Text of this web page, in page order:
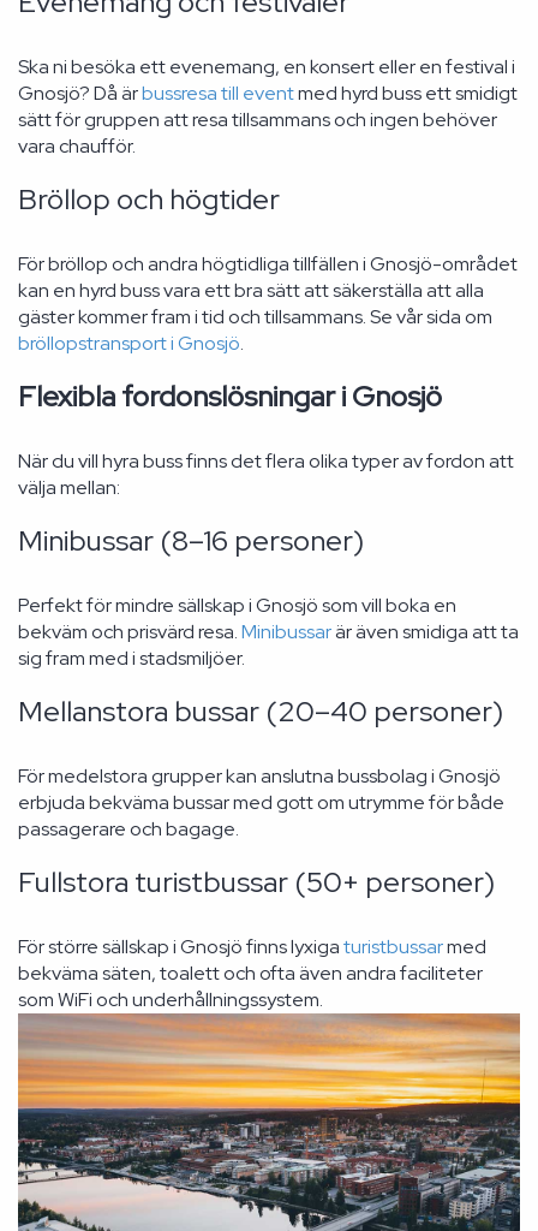
Ska ni besöka ett evenemang, en konsert eller en festival i
Gnosjö? Då ärbussresa till eventmed hyrd buss ett smidigt
sätt för gruppen att resa tillsammans och ingen behöver
vara chaufför.
Bröllop och högtider
För bröllop och andra högtidliga tillfällen i Gnosjö-området
kan en hyrd buss vara ett bra sätt att säkerställa att alla
gäster kommer fram i tid och tillsammans. Se vår sida om
bröllopstransport i Gnosjö.
Flexibla fordonslösningar i Gnosjö
När du vill hyra buss finns det flera olika typer av fordon att
välja mellan:
Minibussar (8–16 personer)
Perfekt för mindre sällskap i Gnosjö som vill boka en
bekväm och prisvärd resa.Minibussarär även smidiga att ta
sig fram med i stadsmiljöer.
Mellanstora bussar (20–40 personer)
För medelstora grupper kan anslutna bussbolag i Gnosjö
erbjuda bekväma bussar med gott om utrymme för både
passagerare och bagage.
Fullstora turistbussar (50+ personer)
För större sällskap i Gnosjö finns lyxigaturistbussarmed
bekväma säten, toalett och ofta även andra faciliteter
som WiFi och underhållningssystem.